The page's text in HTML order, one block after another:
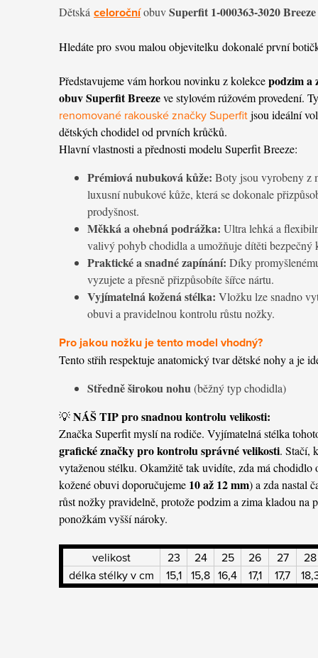
Dětská celoročníobuvSuperfit 1-000363-3020
Hledáte pro svou malou objevitelku dokonalé první
Představujeme vám horkou novinku z kolekcepodzim a
obuv Superfit Breezeve stylovém rúžovém provedení.
renomované rakouské značky Superfitjsou ideální
dětských chodidel od prvních krůčků.
Hlavní vlastnosti a přednosti modelu Superfit Breeze:
Prémiová nubuková kůže: Boty jsou vyrobeny z
luxusní nubukové kůže, která se dokonale
prodyšnost.
Měkká a ohebná podrážka: Ultra lehká a
valivý pohyb chodidla a umožňuje dítěti bezpečný
Praktické a snadné zapínání: Díky
vyzujete a přesně přizpůsobíte šířce nártu.
Vyjímatelná kožená stélka: Vložku lze snadno
obuvi a pravidelnou kontrolu růstu nožky.
Pro jakou nožku je tento model vhodný?
Tento střih respektuje anatomický tvar dětské nohy a je
Středně širokou nohu(běžný typ chodidla)
💡NÁŠ TIP pro snadnou kontrolu velikosti:
Značka Superfit myslí na rodiče. Vyjímatelná stélka
grafické značky pro kontrolu správné velikosti. Stačí,
vytaženou stélku. Okamžitě tak uvidíte, zda má
kožené obuvi doporučujeme 10 až 12 mm) a zda nastal
růst nožky pravidelně, protože podzim a zima kladou na
ponožkám vyšší nároky.
velikost 23 24 25 26 27
28
délka stélky v cm
15,1 15,8 16,4 17,1 17,7